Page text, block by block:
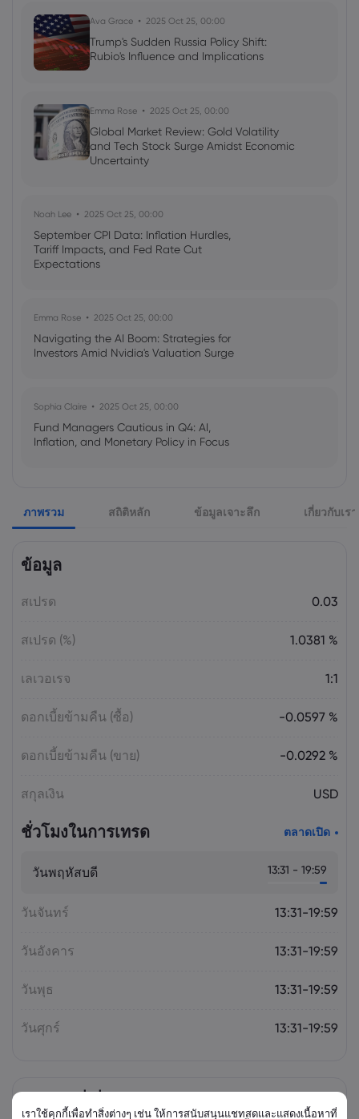
2022 Feb 20, 07:08
Ava Grace 2025 Oct 25, 00:00
Trump's Sudden Russia Policy Shift:
Rubio's Influence and Implications
Emma Rose 2025 Oct 25, 00:00
Global Market Review: Gold Volatility
and Tech Stock Surge Amidst Economic
Uncertainty
Noah Lee 2025 Oct 25, 00:00
September CPI Data: Inflation Hurdles,
Tariff Impacts, and Fed Rate Cut
Expectations
Emma Rose 2025 Oct 25, 00:00
Navigating the AI Boom: Strategies for
Investors Amid Nvidia's Valuation Surge
Sophia Claire 2025 Oct 25, 00:00
Fund Managers Cautious in Q4: AI,
Inflation, and Monetary Policy in Focus
US Government Shutdown Threatens
October Inflation Data Release
US-EU Relations: Russia Sanctions Unite
Emma Rose
Overheating, U.S. Trade Policy Risk
ภาพรวม สถิติหลัก ข้อมูลเจาะลึก เกี่ยวกับเรา
ข้อมูล
สเปรด 0.03
สเปรด (%) 1.0381 %
เลเวอเรจ 1:1
ดอกเบี้ยข้ามคืน (ซื้อ) -0.0597 %
ดอกเบี้ยข้ามคืน (ขาย) -0.0292 %
สกุลเงิน USD
ชั่วโมงในการเทรด ตลาดเปิด
วันพฤหัสบดี 13:31 - 19:59
วันจันทร์ 13:31-19:59
วันอังคาร 13:31-19:59
วันพุธ 13:31-19:59
วันศุกร์ 13:31-19:59
ตราสารที่เกี่ยวข้อง
เราใช้คุกกี้เพื่อทำสิ่งต่างๆ เช่น ให้การสนับสนุนแชทสดและแสดงเนื้อหาที่